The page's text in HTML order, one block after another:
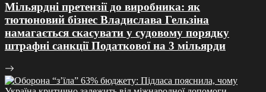
Мільярдні претензії до виробника: як
тютюновий бізнес Владислава Гельзіна
намагається скасувати у судовому порядку
штрафні санкції Податкової на 3 мільярди